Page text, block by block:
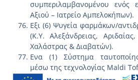
συμπεριλαμβανομένου ενός
Αξιού – Ιατρείο Αμπελοκήπων).
Εξι (6) Ψυγεία φαρμάκων/
(Κ.Υ. Αλεξάνδρειας,
Χαλάστρας & Διαβατών).
Ενα (1) Σύστημα
μέσω της τεχνολογίας Maldi